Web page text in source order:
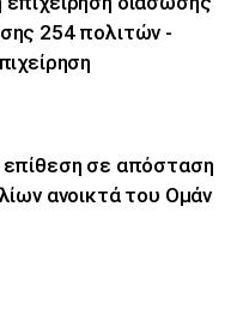
254 πολιτών -
επίθεση σε απόσταση
ανοικτά του Ομάν